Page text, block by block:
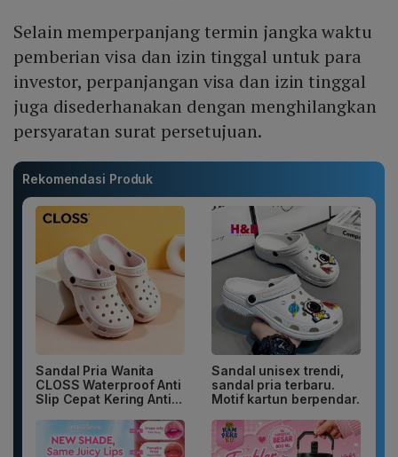
Selain memperpanjang termin jangka waktu
pemberian visa dan izin tinggal untuk para
investor, perpanjangan visa dan izin tinggal
juga disederhanakan dengan menghilangkan
persyaratan surat persetujuan.
Rekomendasi Produk
Sandal Pria Wanita
CLOSS Waterproof Anti
Slip Cepat Kering Anti...
Sandal unisex trendi,
sandal pria terbaru.
Motif kartun berpendar.